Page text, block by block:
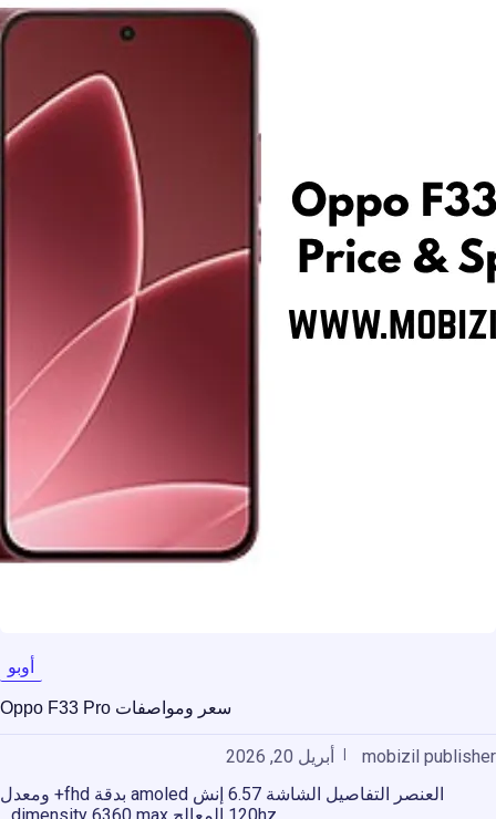
أوبو
سعر ومواصفات Oppo F33 Pro
mobizil publisher
أبريل 20, 2026
العنصر التفاصيل الشاشة 6.57 إنش amoled بدقة fhd+ ومعدل